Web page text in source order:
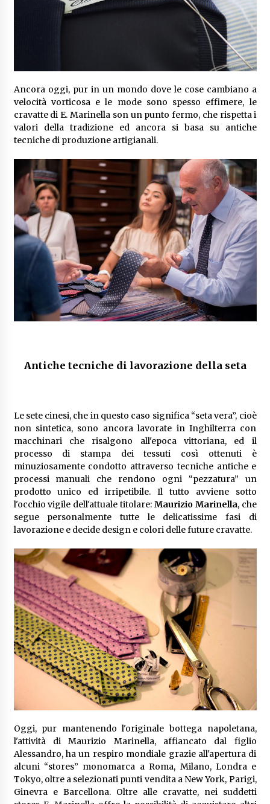
Ancora oggi, pur in un mondo dove le cose cambiano a
velocità vorticosa e le mode sono spesso effimere, le
cravatte di E. Marinella son un punto fermo, che rispetta i
valori della tradizione ed ancora si basa su antiche
tecniche di produzione artigianali.
Antiche tecniche di lavorazione della seta
Le sete cinesi, che in questo caso significa “seta vera”, cioè
non sintetica, sono ancora lavorate in Inghilterra con
macchinari che risalgono all'epoca vittoriana, ed il
processo di stampa dei tessuti così ottenuti è
minuziosamente condotto attraverso tecniche antiche e
processi manuali che rendono ogni “pezzatura” un
prodotto unico ed irripetibile. Il tutto avviene sotto
l'occhio vigile dell'attuale titolare: Maurizio Marinella, che
segue personalmente tutte le delicatissime fasi di
lavorazione e decide design e colori delle future cravatte.
Oggi, pur mantenendo l'originale bottega napoletana,
l'attività di Maurizio Marinella, affiancato dal figlio
Alessandro, ha un respiro mondiale grazie all'apertura di
alcuni “stores” monomarca a Roma, Milano, Londra e
Tokyo, oltre a selezionati punti vendita a New York, Parigi,
Ginevra e Barcellona. Oltre alle cravatte, nei suddetti